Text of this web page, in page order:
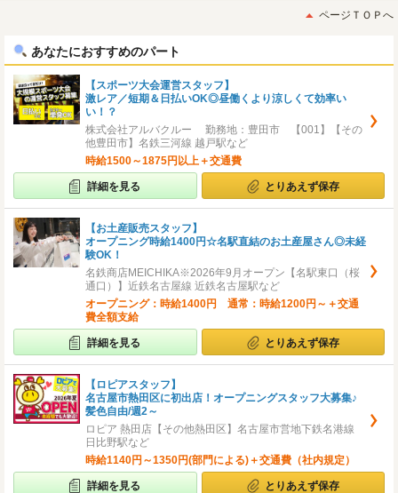
後
ページＴＯＰへ
あなたにおすすめのパート
【スポーツ大会運営スタッフ】
激レア／短期＆日払いOK◎昼働くより涼しくて効率い
い！？
株式会社アルバクルー 勤務地：豊田市 【001】【その
他豊田市】名鉄三河線 越戸駅など
時給1500～1875円以上＋交通費
詳細を見る とりあえず保存
【お土産販売スタッフ】
オープニング時給1400円☆名駅直結のお土産屋さん◎未経
験OK！
名鉄商店MEICHIKA※2026年9月オープン【名駅東口（桜
通口）】近鉄名古屋線 近鉄名古屋駅など
オープニング：時給1400円 通常：時給1200円～＋交通
費全額支給
詳細を見る とりあえず保存
【ロピアスタッフ】
名古屋市熱田区に初出店！オープニングスタッフ大募集♪
髪色自由/週2～
ロピア 熱田店【その他熱田区】名古屋市営地下鉄名港線
日比野駅など
時給1140円～1350円(部門による)＋交通費（社内規定）
詳細を見る とりあえず保存